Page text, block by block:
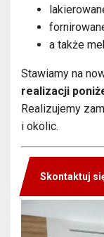
a także
Stawiamy na
realizacji
Realizujemy
i okolic.
Skontaktuj